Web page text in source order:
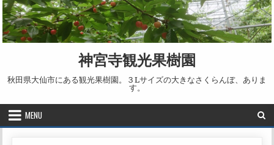
Skip to content
神宮寺観光果樹園
秋田県大仙市にある観光果樹園。３Lサイズの大きなさくらんぼ、ありま
す。
MENU